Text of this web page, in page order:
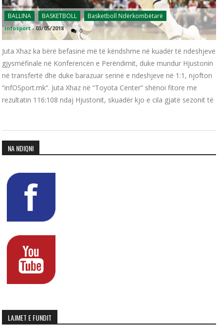
BALLINA BASKETBOLL Basketboll Ndërkombëtarë
infosport - 03/05/2018 0
Juta Xhaz ka bërë befasinë më të këndshme në kuadër të ndeshjeve
gjysmëfinale në Konferencën e Perëndimit, duke mundur Hjustonin
në transfertë dhe duke barazuar serinë e ndeshjeve në 1:1, njofton
“infOSport.mk”. Juta Xhaz në “Toyota Center” shënoi fitore me
rezultatin 116:108 ndaj Hjustonit, skuadër kjo e cila gjatë sezonit të
NA NDIQNI
LAJMET E FUNDIT